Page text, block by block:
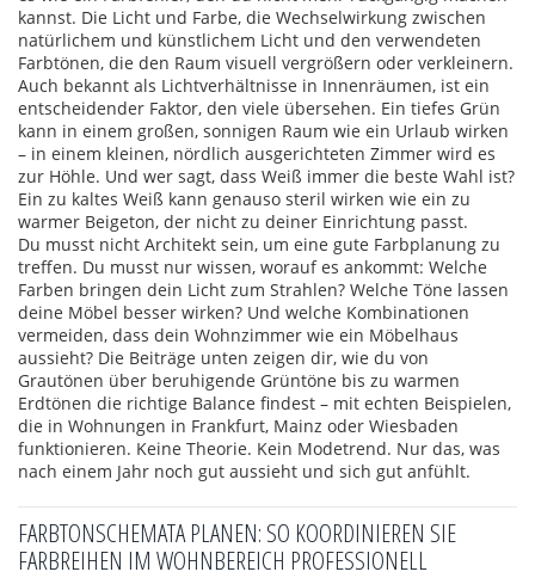
kannst. Die Licht und Farbe, die Wechselwirkung zwischen
natürlichem und künstlichem Licht und den verwendeten
Farbtönen, die den Raum visuell vergrößern oder verkleinern.
Auch bekannt als Lichtverhältnisse in Innenräumen, ist ein
entscheidender Faktor, den viele übersehen. Ein tiefes Grün
kann in einem großen, sonnigen Raum wie ein Urlaub wirken
– in einem kleinen, nördlich ausgerichteten Zimmer wird es
zur Höhle. Und wer sagt, dass Weiß immer die beste Wahl ist?
Ein zu kaltes Weiß kann genauso steril wirken wie ein zu
warmer Beigeton, der nicht zu deiner Einrichtung passt.
Du musst nicht Architekt sein, um eine gute Farbplanung zu
treffen. Du musst nur wissen, worauf es ankommt: Welche
Farben bringen dein Licht zum Strahlen? Welche Töne lassen
deine Möbel besser wirken? Und welche Kombinationen
vermeiden, dass dein Wohnzimmer wie ein Möbelhaus
aussieht? Die Beiträge unten zeigen dir, wie du von
Grautönen über beruhigende Grüntöne bis zu warmen
Erdtönen die richtige Balance findest – mit echten Beispielen,
die in Wohnungen in Frankfurt, Mainz oder Wiesbaden
funktionieren. Keine Theorie. Kein Modetrend. Nur das, was
nach einem Jahr noch gut aussieht und sich gut anfühlt.
FARBTONSCHEMATA PLANEN: SO KOORDINIEREN SIE
FARBREIHEN IM WOHNBEREICH PROFESSIONELL